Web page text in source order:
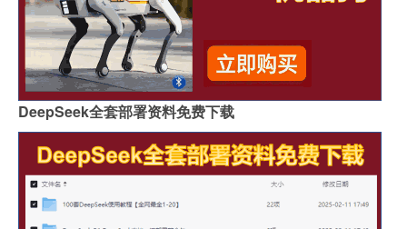
DeepSeek全套部署资料免费下载